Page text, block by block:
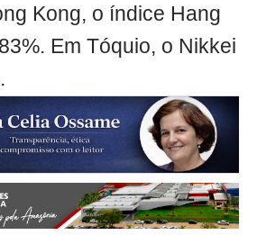
Kong, o índice Hang
Em Tóquio, o Nikkei